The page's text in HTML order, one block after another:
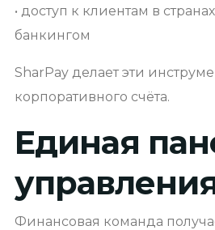
• доступ к клиентам в
банкингом
SharPay делает эти
корпоративного счёта.
Единая
Финансовая команда